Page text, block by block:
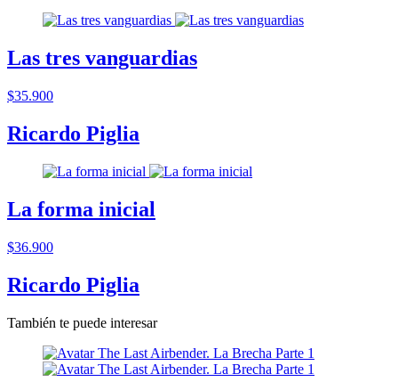
Las tres vanguardias
$35.900
Ricardo Piglia
La forma inicial
$36.900
Ricardo Piglia
También te puede interesar